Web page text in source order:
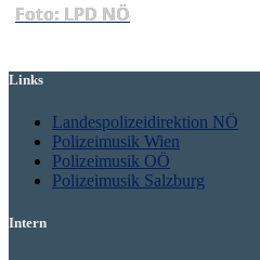
Foto: LPD NÖ
Links
Landespolizeidirektion NÖ
Polizeimusik Wien
Polizeimusik OÖ
Polizeimusik Salzburg
Intern